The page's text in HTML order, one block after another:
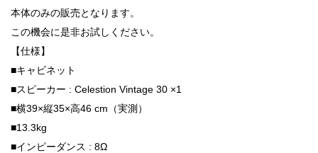
本体のみの販売となります。
この機会に是非お試しください。
【仕様】
■キャビネット
■スピーカー : Celestion Vintage 30 ×1
■横39×縦35×高46 cm（実測）
■13.3kg
■インピーダンス : 8Ω